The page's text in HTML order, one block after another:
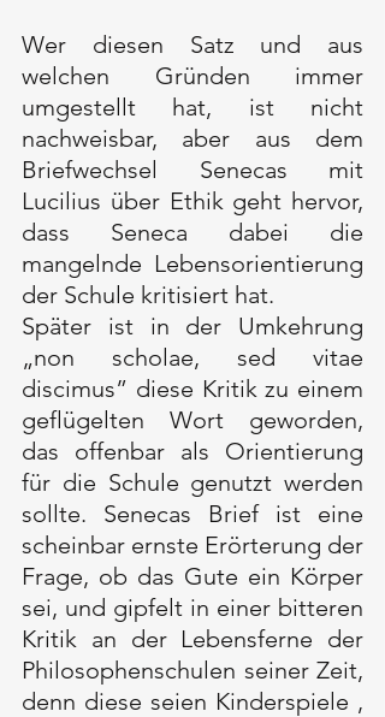
Wer diesen Satz und aus
welchen Gründen immer
umgestellt hat, ist nicht
nachweisbar, aber aus dem
Briefwechsel Senecas mit
Lucilius über Ethik geht hervor,
dass Seneca dabei die
mangelnde Lebensorientierung
der Schule kritisiert hat.
Später ist in der Umkehrung
„non scholae, sed vitae
discimus” diese Kritik zu einem
geflügelten Wort geworden,
das offenbar als Orientierung
für die Schule genutzt werden
sollte. Senecas Brief ist eine
scheinbar ernste Erörterung der
Frage, ob das Gute ein Körper
sei, und gipfelt in einer bitteren
Kritik an der Lebensferne der
Philosophenschulen seiner Zeit,
denn diese seien Kinderspiele ,